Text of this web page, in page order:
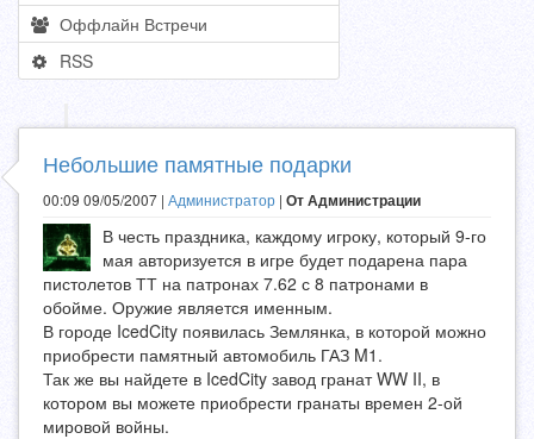
Оффлайн Встречи
RSS
Небольшие памятные подарки
00:09 09/05/2007 | Администратор | От Администрации
В честь праздника, каждому игроку, который 9-го
мая авторизуется в игре будет подарена пара
пистолетов ТТ на патронах 7.62 с 8 патронами в
обойме. Оружие является именным.
В городе IcedCity появилась Землянка, в которой можно
приобрести памятный автомобиль ГАЗ M1.
Так же вы найдете в IcedCity завод гранат WW II, в
котором вы можете приобрести гранаты времен 2-ой
мировой войны.